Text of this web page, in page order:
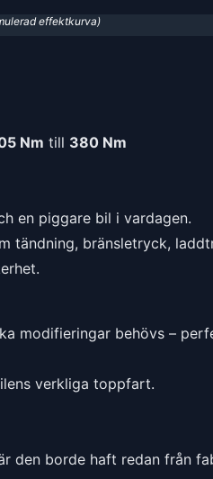
effektkurva)
Nm till 380 Nm
en piggare bil i vardagen.
tändning, bränsletryck,
modifieringar behövs –
verkliga toppfart.
den borde haft redan från